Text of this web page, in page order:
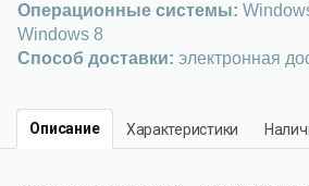
Операционные системы:
Windows 8
Способ доставки: электронная
Описание Характеристики